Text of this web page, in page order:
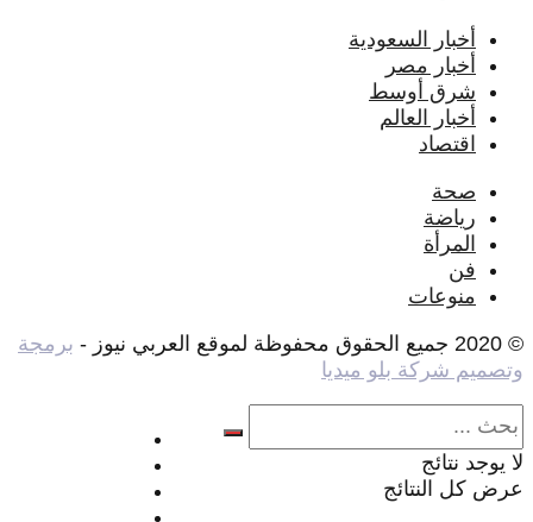
أخبار السعودية
أخبار مصر
شرق أوسط
أخبار العالم
اقتصاد
صحة
رياضة
المرأة
فن
منوعات
© 2020 جميع الحقوق محفوظة لموقع العربي نيوز -
برمجة
وتصميم شركة بلو ميديا
لا يوجد نتائج
عرض كل النتائج